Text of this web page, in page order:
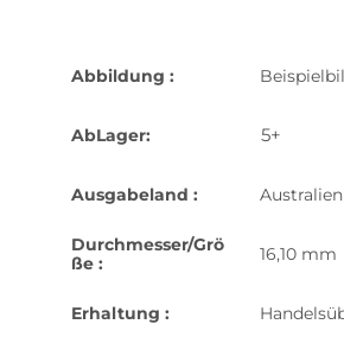
Abbildung :
AbLager: 5+
Ausgabeland : Australien
Durchmesser/Grö
ße :
16,10 mm
Erhaltung :